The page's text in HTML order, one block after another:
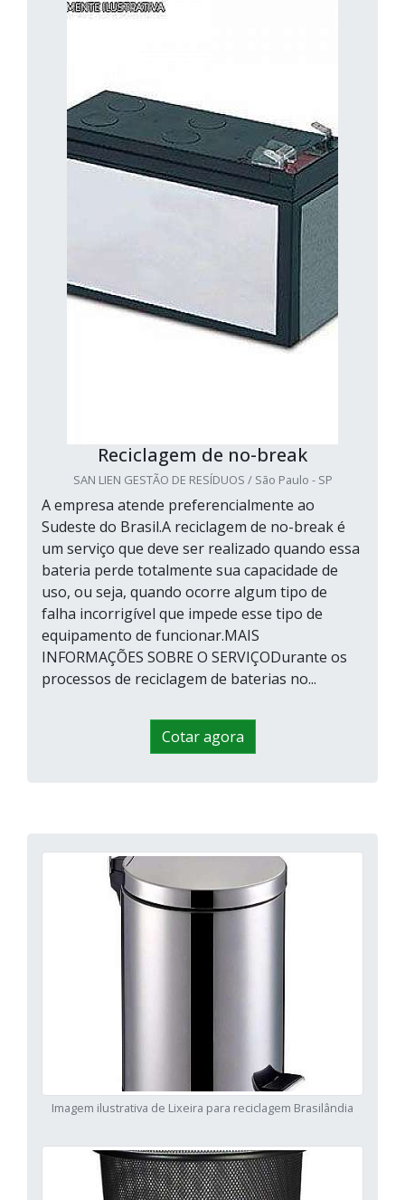
Reciclagem de no-break
SAN LIEN GESTÃO DE RESÍDUOS / São Paulo - SP
A empresa atende preferencialmente ao
Sudeste do Brasil.A reciclagem de no-break é
um serviço que deve ser realizado quando essa
bateria perde totalmente sua capacidade de
uso, ou seja, quando ocorre algum tipo de
falha incorrigível que impede esse tipo de
equipamento de funcionar.MAIS
INFORMAÇÕES SOBRE O SERVIÇODurante os
processos de reciclagem de baterias no...
Cotar agora
Imagem ilustrativa de Lixeira para reciclagem Brasilândia